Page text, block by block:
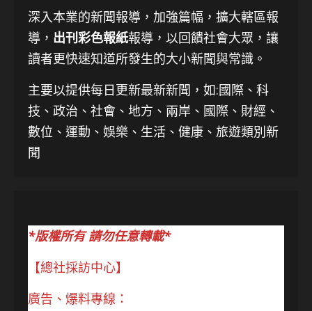
深入本業的新聞報導，加強篇幅，擴大轄區報
導， 出刊彩色報紙報導，以回饋社會大眾，讓
讀者更快速知道所發生的大小新聞與常識。
主要以提供每日更新最新新聞 ，如:國際、科
技、 政治、社會、地方、兩岸、國際、財經、
數位、運動、娛樂、生活、健康、旅遊類別新
聞
*版權所有 請勿任意轉載*
【總社採訪中心】
廣告、爆料專線：